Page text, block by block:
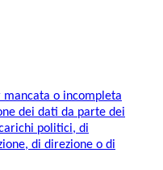
mancata o incompleta
dei dati da parte dei
politici, di
di direzione o di